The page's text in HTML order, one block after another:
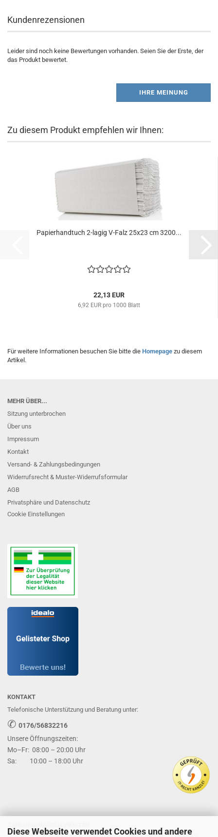
Diese Webseite verwendet Cookies und andere
Kundenrezensionen
Leider sind noch keine Bewertungen vorhanden. Seien Sie der Erste, der
das Produkt bewertet.
IHRE MEINUNG
Zu diesem Produkt empfehlen wir Ihnen:
Papierhandtuch 2-lagig V-Falz 25x23 cm 3200...
22,13 EUR
6,92 EUR pro 1000 Blatt
Für weitere Informationen besuchen Sie bitte die Homepage zu diesem
Artikel.
MEHR ÜBER...
Sitzung unterbrochen
Über uns
Impressum
Kontakt
Versand- & Zahlungsbedingungen
Widerrufsrecht & Muster-Widerrufsformular
AGB
Privatsphäre und Datenschutz
Cookie Einstellungen
KONTAKT
Telefonische Unterstützung und Beratung unter:
✆ 0176/56832216
Unsere Öffnungszeiten:
Mo–Fr: 08:00 – 20:00 Uhr
Sa: 10:00 – 18:00 Uhr